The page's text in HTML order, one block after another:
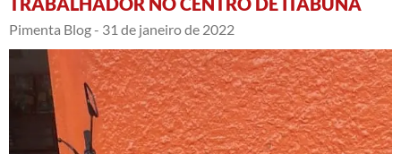
Pimenta Blog - 31 de janeiro de 2022